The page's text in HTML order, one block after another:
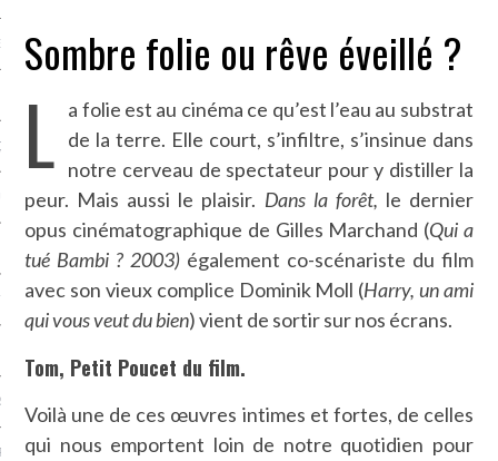
EN VOD
Sombre folie ou rêve éveillé ?
L a folie est au cinéma ce qu’est l’eau au substrat
de la terre. Elle court, s’infiltre, s’insinue dans
notre cerveau de spectateur pour y distiller la
peur. Mais aussi le plaisir. Dans la forêt, le dernier
opus cinématographique de Gilles Marchand (Qui a
tué Bambi ? 2003) également co-scénariste du film
avec son vieux complice Dominik Moll (Harry, un ami
qui vous veut du bien) vient de sortir sur nos écrans.
Tom, Petit Poucet du film.
Voilà une de ces œuvres intimes et fortes, de celles
qui nous emportent loin de notre quotidien pour